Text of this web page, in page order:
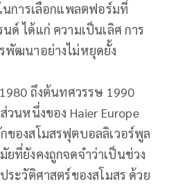
นการเลือกแพลตฟอร์มที่
ได้แก่ ความเป็นเลิศ การ
พัฒนาอย่างไม่หยุดยั้ง
ถึงต้นทศวรรษ 1990
วนหนึ่งของ Haier Europe
องสโมสรฟุตบอลลิเวอร์พูล
ที่ยังคงถูกจดจำว่าเป็นช่วง
ระวัติศาสตร์ของสโมสร ด้วย